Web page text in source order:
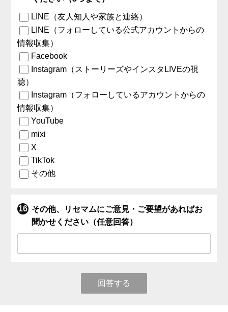
LINE（友人知人や家族と連絡）
LINE（フォローしている公式アカウントからの
情報収集）
Facebook
Instagram（ストーリーズやインスタLIVEの視
聴）
Instagram（フォローしているアカウントからの
情報収集）
YouTube
mixi
X
TikTok
その他
その他、リセマムにご意見・ご要望があればお
聞かせください（任意回答）
回答する